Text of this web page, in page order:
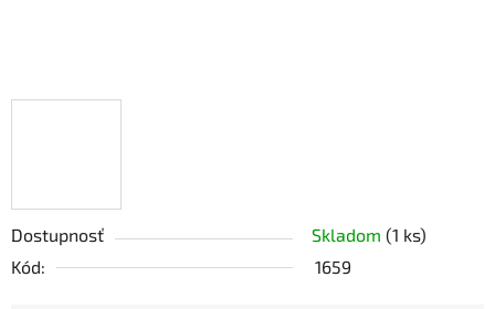
Dostupnosť Skladom (1 ks)
Kód:
1659